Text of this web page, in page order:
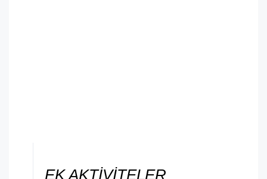
EK AKTİVİTELER